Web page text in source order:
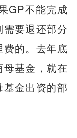
GP不能完成
要退还部分
的。去年底
基金，就在
金出资的部